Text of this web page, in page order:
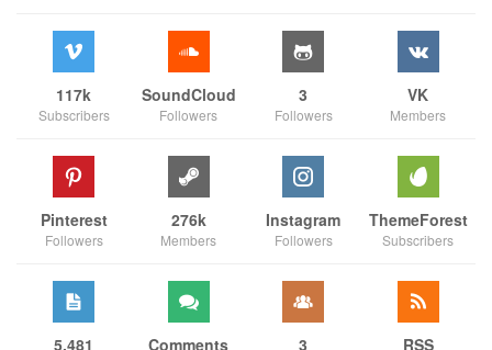
117k
Subscribers
SoundCloud
Followers
3
Followers
VK
Members
Pinterest
Followers
276k
Members
Instagram
Followers
ThemeForest
Subscribers
5,481 Comments 3 RSS